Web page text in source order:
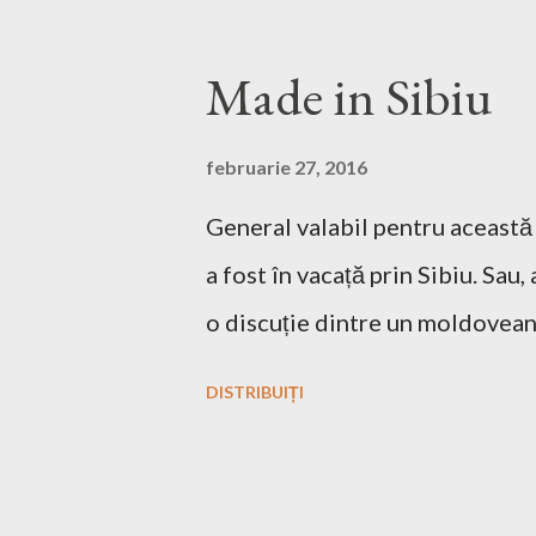
you'll find a site from which to
After downloading the game
Made in Sibiu
februarie 27, 2016
General valabil pentru
a fost în vacață prin Sibiu.
o discuție dintre un
DISTRIBUIȚI